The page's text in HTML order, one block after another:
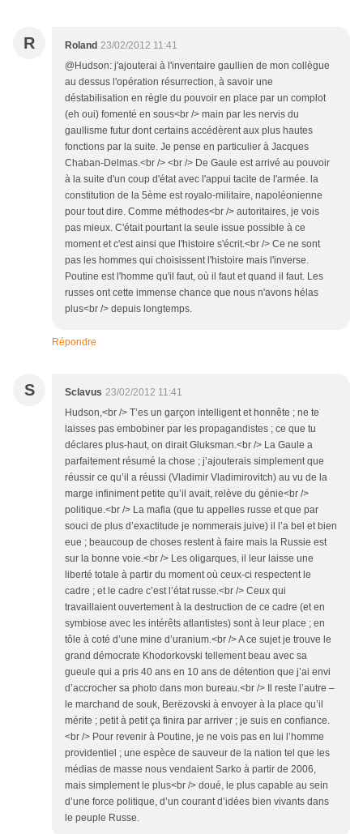
R Roland 23/02/2012 11:41
@Hudson: j'ajouterai à l'inventaire gaullien de mon collègue
au dessus l'opération résurrection, à savoir une
déstabilisation en règle du pouvoir en place par un complot
(eh oui) fomenté en sous<br /> main par les nervis du
gaullisme futur dont certains accédèrent aux plus hautes
fonctions par la suite. Je pense en particulier à Jacques
Chaban-Delmas.<br /> <br /> De Gaule est arrivé au pouvoir
à la suite d'un coup d'état avec l'appui tacite de l'armée. la
constitution de la 5ème est royalo-militaire, napoléonienne
pour tout dire. Comme méthodes<br /> autoritaires, je vois
pas mieux. C'était pourtant la seule issue possible à ce
moment et c'est ainsi que l'histoire s'écrit.<br /> Ce ne sont
pas les hommes qui choisissent l'histoire mais l'inverse.
Poutine est l'homme qu'il faut, où il faut et quand il faut. Les
russes ont cette immense chance que nous n'avons hélas
plus<br /> depuis longtemps.
Répondre
S Sclavus 23/02/2012 11:41
Hudson,<br /> T’es un garçon intelligent et honnête ; ne te
laisses pas embobiner par les propagandistes ; ce que tu
déclares plus-haut, on dirait Gluksman.<br /> La Gaule a
parfaitement résumé la chose ; j’ajouterais simplement que
réussir ce qu’il a réussi (Vladimir Vladimirovitch) au vu de la
marge infiniment petite qu’il avait, relève du génie<br />
politique.<br /> La mafia (que tu appelles russe et que par
souci de plus d’exactitude je nommerais juive) il l’a bel et bien
eue ; beaucoup de choses restent à faire mais la Russie est
sur la bonne voie.<br /> Les oligarques, il leur laisse une
liberté totale à partir du moment où ceux-ci respectent le
cadre ; et le cadre c’est l’état russe.<br /> Ceux qui
travaillaient ouvertement à la destruction de ce cadre (et en
symbiose avec les intérêts atlantistes) sont à leur place ; en
tôle à coté d’une mine d’uranium.<br /> A ce sujet je trouve le
grand démocrate Khodorkovski tellement beau avec sa
gueule qui a pris 40 ans en 10 ans de détention que j’ai envi
d’accrocher sa photo dans mon bureau.<br /> Il reste l’autre –
le marchand de souk, Berëzovski à envoyer à la place qu’il
mérite ; petit à petit ça finira par arriver ; je suis en confiance.
<br /> Pour revenir à Poutine, je ne vois pas en lui l’homme
providentiel ; une espèce de sauveur de la nation tel que les
médias de masse nous vendaient Sarko à partir de 2006,
mais simplement le plus<br /> doué, le plus capable au sein
d’une force politique, d’un courant d’idées bien vivants dans
le peuple Russe.